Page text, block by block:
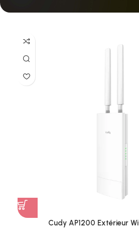
Cudy AP1200 Extérieur